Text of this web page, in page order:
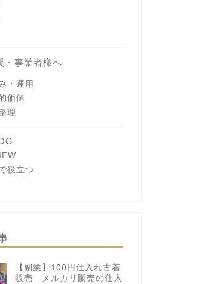
・事業者様へ
・運用
価値
理
役立つ
【副業】100円仕入れ古着
販売 メルカリ販売の仕入